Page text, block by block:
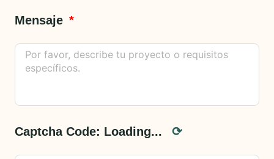
Mensaje
Captcha Code: Loading... ⟳